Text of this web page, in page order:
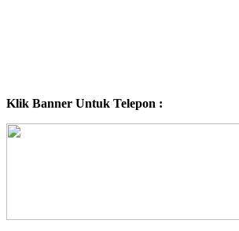
Klik Banner Untuk Telepon :